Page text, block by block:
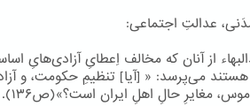
عدالتِ اجتماعی:
از آنان که مخالف اِعطایِ آزادی‌هایِ
هستند می‌پرسد: « [آیا] تنظیمِ حکومت، و
مغایرِ حالِ اهلِ ایران است؟»(ص۱۳۶).